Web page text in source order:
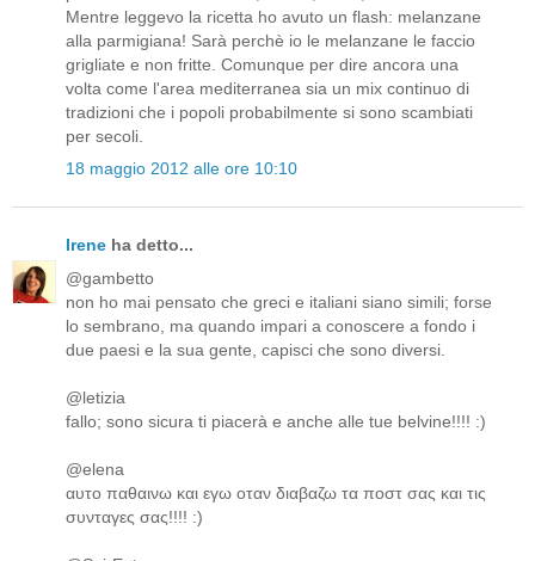
Mentre leggevo la ricetta ho avuto un flash: melanzane
alla parmigiana! Sarà perchè io le melanzane le faccio
grigliate e non fritte. Comunque per dire ancora una
volta come l'area mediterranea sia un mix continuo di
tradizioni che i popoli probabilmente si sono scambiati
per secoli.
18 maggio 2012 alle ore 10:10
Irene ha detto...
@gambetto
non ho mai pensato che greci e italiani siano simili; forse
lo sembrano, ma quando impari a conoscere a fondo i
due paesi e la sua gente, capisci che sono diversi.
@letizia
fallo; sono sicura ti piacerà e anche alle tue belvine!!!! :)
@elena
αυτο παθαινω και εγω οταν διαβαζω τα ποστ σας και τις
συνταγες σας!!!! :)